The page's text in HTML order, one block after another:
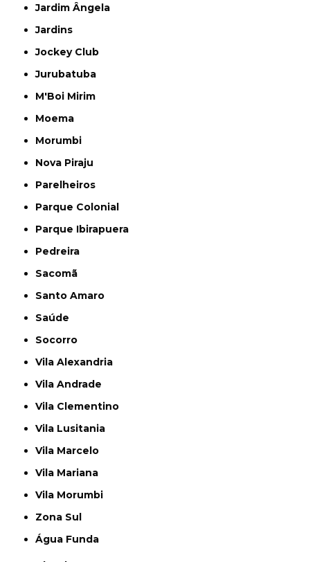
Jardim Ângela
Jardins
Jockey Club
Jurubatuba
M'Boi Mirim
Moema
Morumbi
Nova Piraju
Parelheiros
Parque Colonial
Parque Ibirapuera
Pedreira
Sacomã
Santo Amaro
Saúde
Socorro
Vila Alexandria
Vila Andrade
Vila Clementino
Vila Lusitania
Vila Marcelo
Vila Mariana
Vila Morumbi
Zona Sul
Água Funda